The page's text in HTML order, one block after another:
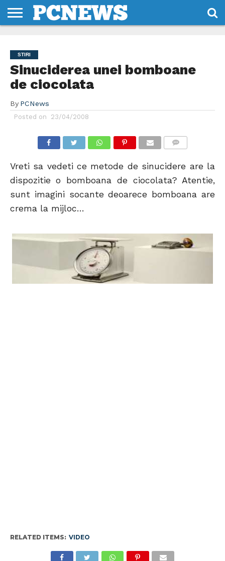
NOI
SI
CONDITII
STIRI
Sinuciderea unei bomboane
de ciocolata
By PCNews
Posted on 23/04/2008
Vreti sa vedeti ce metode de sinucidere are la
dispozitie o bomboana de ciocolata? Atentie,
sunt imagini socante deoarece bomboana are
crema la mijloc…
RELATED ITEMS: VIDEO